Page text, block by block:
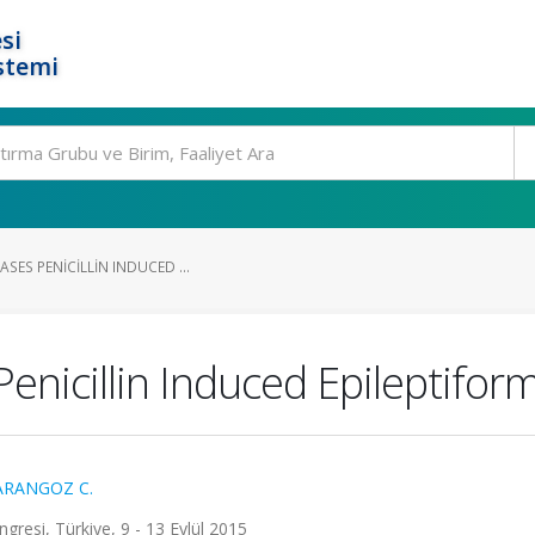
PENICILLIN INDUCED ...
Induced
C.
Türkiye, 9 - 13 Eylül 2015